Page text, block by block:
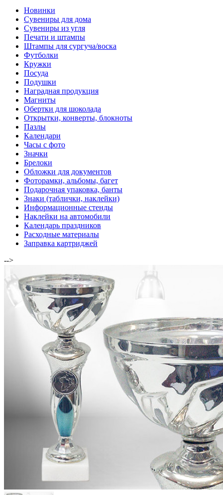
Новинки
Сувениры для дома
Сувениры из угля
Печати и штампы
Штампы для сургуча/воска
Футболки
Кружки
Посуда
Подушки
Наградная продукция
Магниты
Обертки для шоколада
Открытки, конверты, блокноты
Пазлы
Календари
Часы с фото
Значки
Брелоки
Обложки для документов
Фоторамки, альбомы, багет
Подарочная упаковка, банты
Знаки (таблички, наклейки)
Информационные стенды
Наклейки на автомобили
Календарь праздников
Расходные материалы
Заправка картриджей
-->